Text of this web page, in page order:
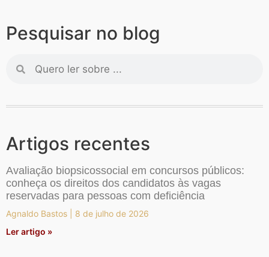
Pesquisar no blog
Artigos recentes
Avaliação biopsicossocial em concursos públicos:
conheça os direitos dos candidatos às vagas
reservadas para pessoas com deficiência
Agnaldo Bastos
8 de julho de 2026
Ler artigo »